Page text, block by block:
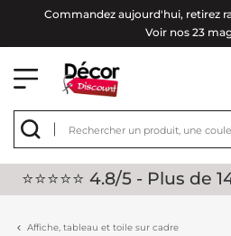
Commandez aujourd'hui, retirez
Voir nos 23
⭐⭐⭐⭐⭐ 4.8/5 - Plus
Affiche, tableau et toile sur cadre